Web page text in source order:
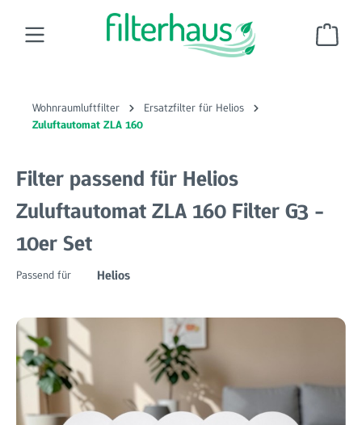
Zum Hauptinhalt springen
Wohnraumluftfilter
Ersatzfilter für Helios
Zuluftautomat ZLA 160
Filter passend für Helios
Zuluftautomat ZLA 160 Filter G3 -
10er Set
Passend für Helios
Bildergalerie überspringen